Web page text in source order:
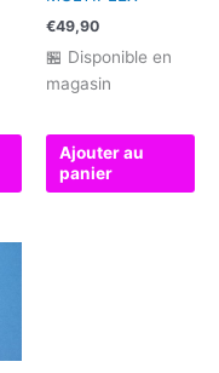
€49,90
🏪 Disponible en
magasin
Ajouter au
panier